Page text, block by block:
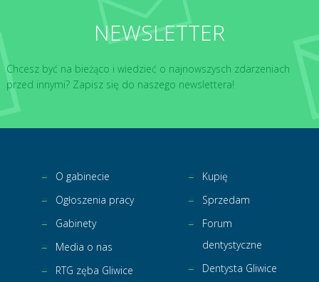
NEWSLETTER
Chcesz być na bieżąco i wiedzieć o najnowszysch zdarzeniach
przed innymi? Zapisz się do naszego newslettera!
O gabinecie
Ogłoszenia pracy
Gabinety
Media o nas
RTG zęba Gliwice
Kupię
Sprzedam
Forum
dentystyczne
Dentysta Gliwice